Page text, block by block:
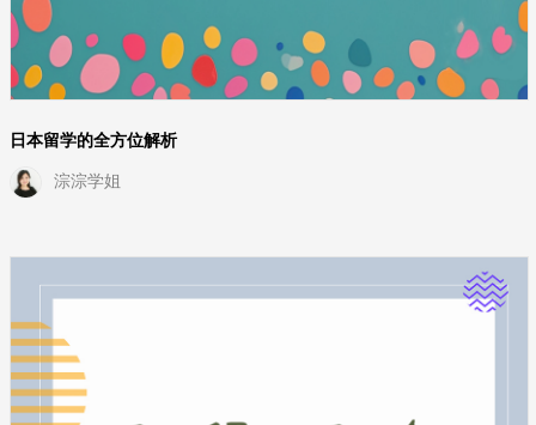
日本留学的全方位解析
淙淙学姐